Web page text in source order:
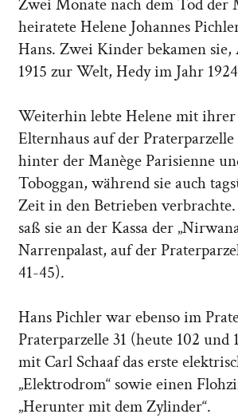
Zwei Monate nach dem Tod der
heiratete Helene Johannes
Hans. Zwei Kinder bekamen
1915 zur Welt, Hedy im Jahr
Weiterhin lebte Helene mit
Elternhaus auf der Praterparzelle
hinter der Manège Parisienne
Toboggan, während sie auch
Zeit in den Betrieben
saß sie an der Kassa der
Narrenpalast, auf der
41-45).
Hans Pichler war ebenso im
Praterparzelle 31 (heute 102 und
mit Carl Schaaf das erste
„Elektrodrom“ sowie einen
„Herunter mit dem Zylinder“.